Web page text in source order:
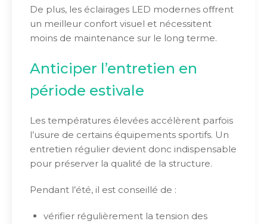
De plus, les éclairages LED modernes offrent
un meilleur confort visuel et nécessitent
moins de maintenance sur le long terme.
Anticiper l’entretien en
période estivale
Les températures élevées accélèrent parfois
l’usure de certains équipements sportifs. Un
entretien régulier devient donc indispensable
pour préserver la qualité de la structure.
Pendant l’été, il est conseillé de :
vérifier régulièrement la tension des